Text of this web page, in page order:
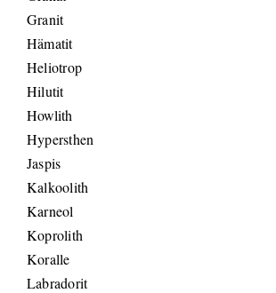
Granit
Hämatit
Heliotrop
Hilutit
Howlith
Hypersthen
Jaspis
Kalkoolith
Karneol
Koprolith
Koralle
Labradorit